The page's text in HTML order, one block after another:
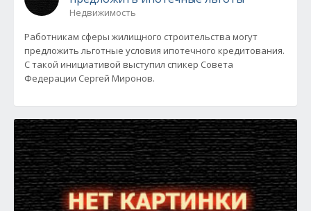
Недвижимость
Работникам сферы жилищного строительства могут
предложить льготные условия ипотечного кредитования.
С такой инициативой выступил спикер Совета
Федерации Сергей Миронов.